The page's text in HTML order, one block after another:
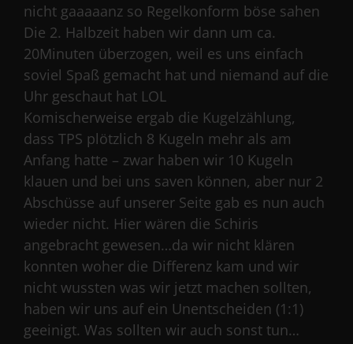
nicht gaaaaanz so Regelkonform böse sahen
Die 2. Halbzeit haben wir dann um ca.
20Minuten überzogen, weil es uns einfach
soviel Spaß gemacht hat und niemand auf die
Uhr geschaut hat LOL
Komischerweise ergab die Kugelzählung,
dass TPS plötzlich 8 Kugeln mehr als am
Anfang hatte – zwar haben wir 10 Kugeln
klauen und bei uns saven können, aber nur 2
Abschüsse auf unserer Seite gab es nun auch
wieder nicht. Hier wären die Schiris
angebracht gewesen…da wir nicht klären
konnten woher die Differenz kam und wir
nicht wussten was wir jetzt machen sollten,
haben wir uns auf ein Unentscheiden (1:1)
geeinigt. Was sollten wir auch sonst tun…